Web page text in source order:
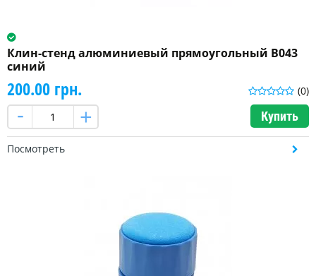
Клин-стенд алюминиевый прямоугольный B043
синий
(0)
200.00 грн.
Купить
Посмотреть